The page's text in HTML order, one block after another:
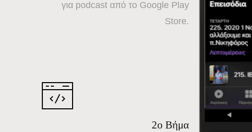
για podcast από το Google Play
Store.
2ο Βήμα